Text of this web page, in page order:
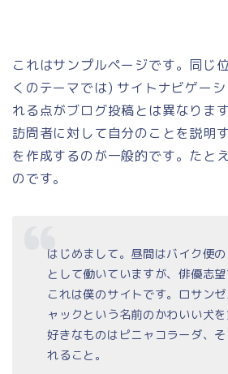
これはサンプルページです。同じ
くのテーマでは) サイトナビゲー
れる点がブログ投稿とは異なりま
訪問者に対して自分のことを説明
を作成するのが一般的です。たと
のです。
はじめまして。昼間はバイク便
として働いていますが、俳優志望
これは僕のサイトです。ロサン
ャックという名前のかわいい犬を
好きなものはピニャコラーダ、
れること。